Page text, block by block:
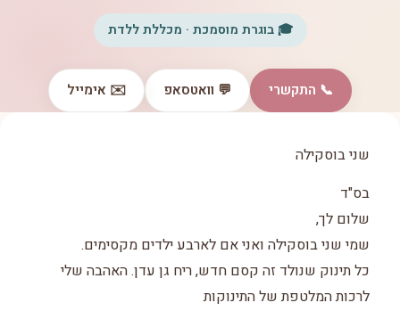
🎓 בוגרת מוסמכת · מכללת ללדת
📞 התקשרי 💬 וואטסאפ ✉️ אימייל
שני בוסקילה
בס"ד
שלום לך,
שמי שני בוסקילה ואני אם לארבע ילדים מקסימים.
כל תינוק שנולד זה קסם חדש, ריח גן עדן. האהבה שלי
לרכות המלטפת של התינוקות